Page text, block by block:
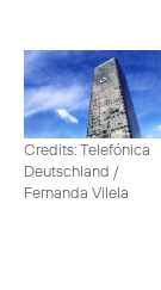
Credits: Telefónica
Deutschland /
Fernanda Vilela